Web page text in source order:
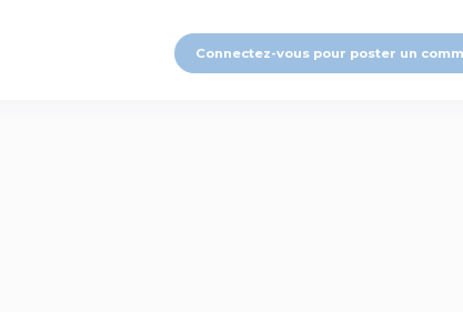
Connectez-vous pour poster un